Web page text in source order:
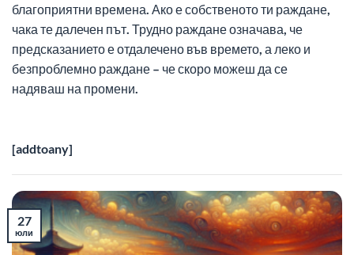
благоприятни времена. Ако е собственото ти раждане,
чака те далечен път. Трудно раждане означава, че
предсказанието е отдалечено във времето, а леко и
безпроблемно раждане – че скоро можеш да се
надяваш на промени.
[addtoany]
27
юли